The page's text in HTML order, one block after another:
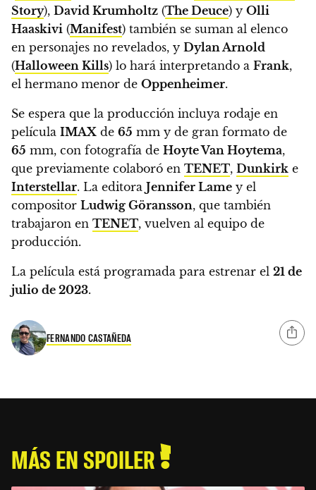
Story), David Krumholtz (The Deuce) y Olli
Haaskivi (Manifest) también se suman al elenco
en personajes no revelados, y Dylan Arnold
(Halloween Kills) lo hará interpretando a Frank,
el hermano menor de Oppenheimer.
Se espera que la producción incluya rodaje en
película IMAX de 65 mm y de gran formato de
65 mm, con fotografía de Hoyte Van Hoytema,
que previamente colaboró en TENET, Dunkirk e
Interstellar. La editora Jennifer Lame y el
compositor Ludwig Göransson, que también
trabajaron en TENET, vuelven al equipo de
producción.
La película está programada para estrenar el 21 de
julio de 2023.
FERNANDO CASTAÑEDA
MÁS EN SPOILER